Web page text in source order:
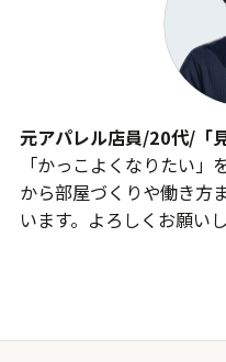
元アパレル店員/20代/「
「かっこよくなりたい
から部屋づくりや働き方
います。よろしくお願い